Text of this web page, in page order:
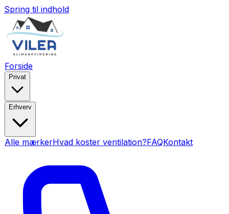
Spring til indhold
Forside
Privat
Erhverv
Alle mærkerHvad koster ventilation?FAQKontakt